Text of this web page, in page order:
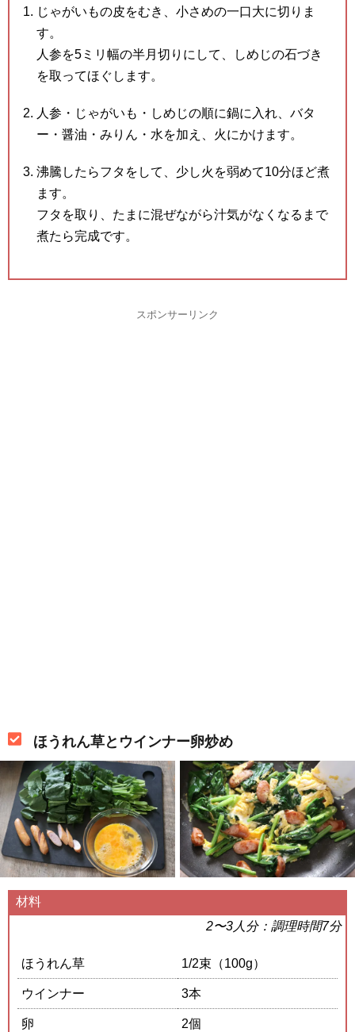
じゃがいもの皮をむき、小さめの一口大に切りま
す。
人参を5ミリ幅の半月切りにして、しめじの石づき
を取ってほぐします。
人参・じゃがいも・しめじの順に鍋に入れ、バタ
ー・醤油・みりん・水を加え、火にかけます。
沸騰したらフタをして、少し火を弱めて10分ほど煮
ます。
フタを取り、たまに混ぜながら汁気がなくなるまで
煮たら完成です。
スポンサーリンク
ほうれん草とウインナー卵炒め
材料
2〜3人分：調理時間7分
ほうれん草 1/2束（100g）
ウインナー 3本
卵 2個